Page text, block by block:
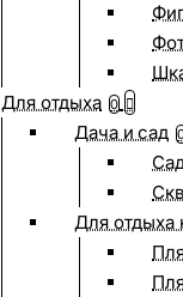
Для отдыха 0
Дача и сад
Для отдыха